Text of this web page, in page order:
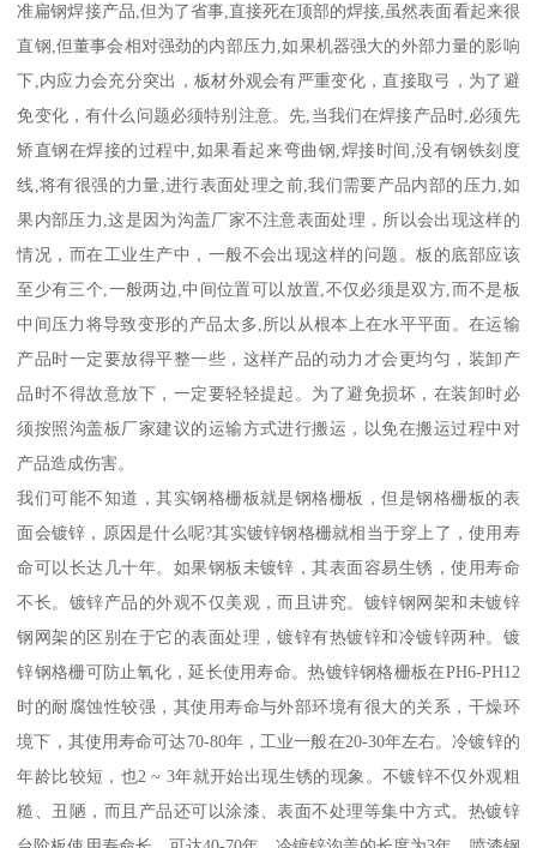
准扁钢焊接产品,但为了省事,直接死在顶部的焊接,虽然表面看起来很
直钢,但董事会相对强劲的内部压力,如果机器强大的外部力量的影响
下,内应力会充分突出，板材外观会有严重变化，直接取弓，为了避
免变化，有什么问题必须特别注意。先,当我们在焊接产品时,必须先
矫直钢在焊接的过程中,如果看起来弯曲钢,焊接时间,没有钢铁刻度
线,将有很强的力量,进行表面处理之前,我们需要产品内部的压力,如
果内部压力,这是因为沟盖厂家不注意表面处理，所以会出现这样的
情况，而在工业生产中，一般不会出现这样的问题。板的底部应该
至少有三个,一般两边,中间位置可以放置,不仅必须是双方,而不是板
中间压力将导致变形的产品太多,所以从根本上在水平平面。在运输
产品时一定要放得平整一些，这样产品的动力才会更均匀，装卸产
品时不得故意放下，一定要轻轻提起。为了避免损坏，在装卸时必
须按照沟盖板厂家建议的运输方式进行搬运，以免在搬运过程中对
产品造成伤害。
我们可能不知道，其实钢格栅板就是钢格栅板，但是钢格栅板的表
面会镀锌，原因是什么呢?其实镀锌钢格栅就相当于穿上了，使用寿
命可以长达几十年。如果钢板未镀锌，其表面容易生锈，使用寿命
不长。镀锌产品的外观不仅美观，而且讲究。镀锌钢网架和未镀锌
钢网架的区别在于它的表面处理，镀锌有热镀锌和冷镀锌两种。镀
锌钢格栅可防止氧化，延长使用寿命。热镀锌钢格栅板在PH6-PH12
时的耐腐蚀性较强，其使用寿命与外部环境有很大的关系，干燥环
境下，其使用寿命可达70-80年，工业一般在20-30年左右。冷镀锌的
年龄比较短，也2 ~ 3年就开始出现生锈的现象。不镀锌不仅外观粗
糙、丑陋，而且产品还可以涂漆、表面不处理等集中方式。热镀锌